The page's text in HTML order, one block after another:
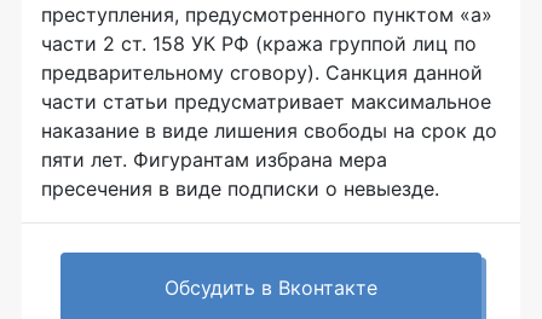
преступления, предусмотренного пунктом «а»
части 2 ст. 158 УК РФ (кража группой лиц по
предварительному сговору). Санкция данной
части статьи предусматривает максимальное
наказание в виде лишения свободы на срок до
пяти лет. Фигурантам избрана мера
пресечения в виде подписки о невыезде.
Обсудить в Вконтакте